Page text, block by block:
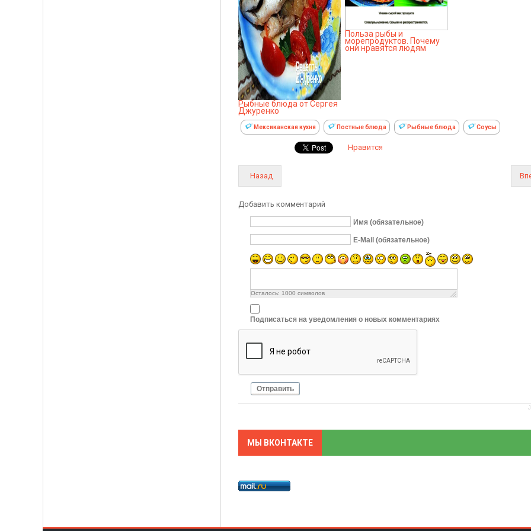
Рыбные блюда от Сергея
Джуренко
Польза рыбы и
морепродуктов. Почему
они нравятся людям
Мексиканская кухня Постные блюда Рыбные блюда Соусы
Нравится
Назад
Добавить комментарий
Имя (обязательное)
E-Mail (обязательное)
Осталось: 1000 символов
Подписаться на уведомления о новых комментариях
Отправить
МЫ ВКОНТАКТЕ